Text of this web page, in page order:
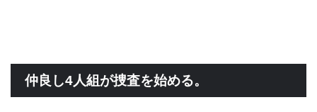
仲良し4人組が捜査を始める。